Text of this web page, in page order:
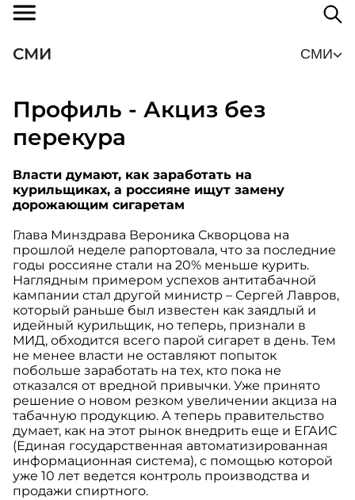
СМИ СМИ
Профиль - Акциз без
перекура
Власти думают, как заработать на
курильщиках, а россияне ищут замену
дорожающим сигаретам
Глава Минздрава Вероника Скворцова на
прошлой неделе рапортовала, что за последние
годы россияне стали на 20% меньше курить.
Наглядным примером успехов антитабачной
кампании стал другой министр – Сергей Лавров,
который раньше был известен как заядлый и
идейный курильщик, но теперь, признали в
МИД, обходится всего парой сигарет в день. Тем
не менее власти не оставляют попыток
побольше заработать на тех, кто пока не
отказался от вредной привычки. Уже принято
решение о новом резком увеличении акциза на
табачную продукцию. А теперь правительство
думает, как на этот рынок внедрить еще и ЕГАИС
(Единая государственная автоматизированная
информационная система), с помощью которой
уже 10 лет ведется контроль производства и
продажи спиртного.